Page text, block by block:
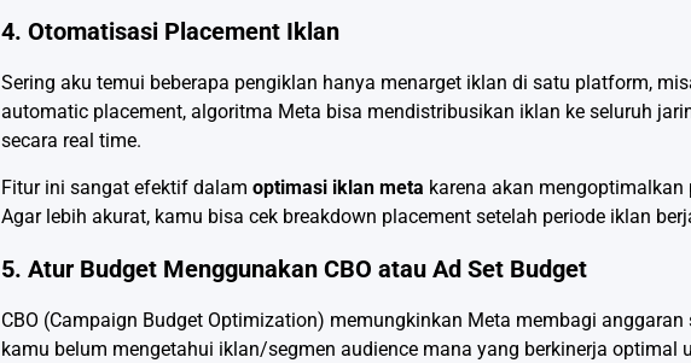
4. Otomatisasi Placement Iklan
Sering aku temui beberapa pengiklan hanya menarget iklan di satu platform,
automatic placement, algoritma Meta bisa mendistribusikan iklan ke seluruh
secara real time.
Fitur ini sangat efektif dalam optimasi iklan meta karena akan
Agar lebih akurat, kamu bisa cek breakdown placement setelah periode iklan
5. Atur Budget Menggunakan CBO atau Ad Set Budget
CBO (Campaign Budget Optimization) memungkinkan Meta membagi
kamu belum mengetahui iklan/segmen audience mana yang berkinerja optimal